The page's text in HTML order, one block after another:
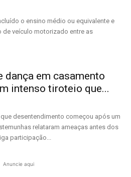
o ensino médio ou equivalente e
veículo motorizado entre as
dança em casamento
intenso tiroteio que...
desentendimento começou após um
relataram ameaças antes dos
participação...
Anuncie aqui